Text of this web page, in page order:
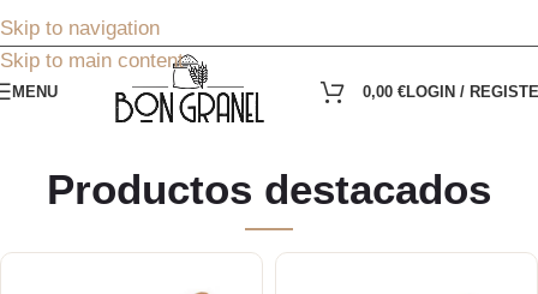
Skip to navigation
Skip to main content
MENU 0,00 €LOGIN /
Productos destacados